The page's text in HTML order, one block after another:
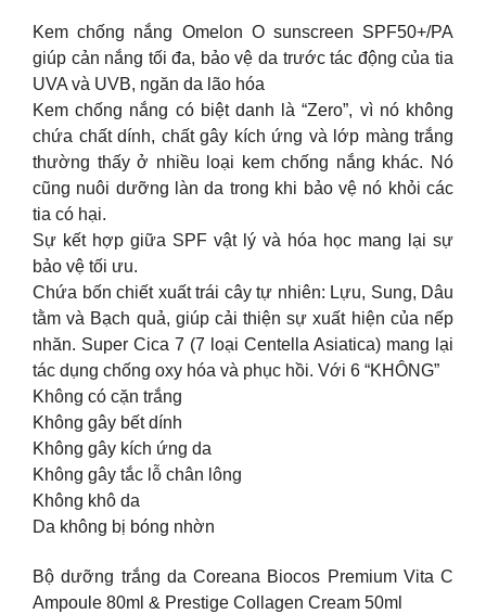
Kem chống nắng Omelon O sunscreen SPF50+/PA
giúp cản nắng tối đa, bảo vệ da trước tác động của tia
UVA và UVB, ngăn da lão hóa
Kem chống nắng có biệt danh là “Zero”, vì nó không
chứa chất dính, chất gây kích ứng và lớp màng trắng
thường thấy ở nhiều loại kem chống nắng khác. Nó
cũng nuôi dưỡng làn da trong khi bảo vệ nó khỏi các
tia có hại.
Sự kết hợp giữa SPF vật lý và hóa học mang lại sự
bảo vệ tối ưu.
Chứa bốn chiết xuất trái cây tự nhiên: Lựu, Sung, Dâu
tằm và Bạch quả, giúp cải thiện sự xuất hiện của nếp
nhăn. Super Cica 7 (7 loại Centella Asiatica) mang lại
tác dụng chống oxy hóa và phục hồi. Với 6 “KHÔNG”
Không có cặn trắng
Không gây bết dính
Không gây kích ứng da
Không gây tắc lỗ chân lông
Không khô da
Da không bị bóng nhờn
Bộ dưỡng trắng da Coreana Biocos Premium Vita C
Ampoule 80ml & Prestige Collagen Cream 50ml